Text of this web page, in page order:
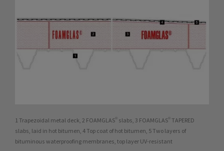
1 Trapezoidal metal deck, 2 FOAMGLAS® slabs, 3 FOAMGLAS® TAPERED
slabs, laid in hot bitumen, 4 Top coat of hot bitumen, 5 Two layers of
bituminous waterproofing membranes, top layer UV-resistant